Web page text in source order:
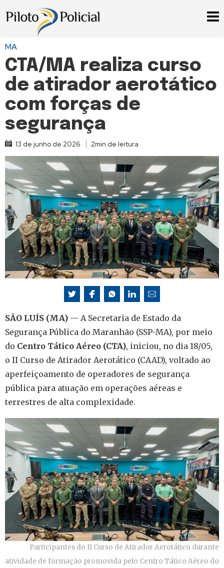
MA
CTA/MA realiza curso
de atirador aerotático
com forças de
segurança
13 de junho de 2026 2min de leitura
SÃO LUÍS (MA) — A Secretaria de Estado da
Segurança Pública do Maranhão (SSP-MA), por meio
do Centro Tático Aéreo (CTA), iniciou, no dia 18/05,
o II Curso de Atirador Aerotático (CAAD), voltado ao
aperfeiçoamento de operadores de segurança
pública para atuação em operações aéreas e
terrestres de alta complexidade.
Participantes do II Curso de Atirador Aerotático durante
atividade de formação promovida pelo Centro Tático Aéreo do